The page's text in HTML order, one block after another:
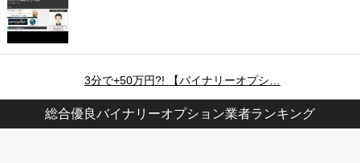
3分で+50万円?! 【バイナリーオプシ…
総合優良バイナリーオプション業者ランキング